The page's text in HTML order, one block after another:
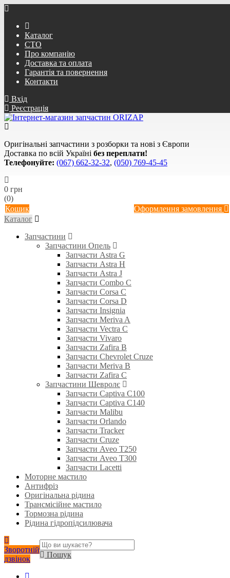
Каталог
СТО
Про компанію
Доставка та оплата
Гарантія та повернення
Контакти
Вхід
Реєстрація
Оригінальні запчастини з розборки та нові з Європи
Доставка по всій Україні без переплати!
Телефонуйте: (067) 662-32-32, (050) 769-45-45
0 грн
(0)
Кошик
Оформлення замовлення
Каталог
Запчастини
Запчастини Опель
Запчасти Astra G
Запчасти Astra H
Запчасти Astra J
Запчасти Combo C
Запчасти Corsa C
Запчасти Corsa D
Запчасти Insignia
Запчасти Meriva A
Запчасти Vectra C
Запчасти Vivaro
Запчасти Zafira B
Запчасти Chevrolet Cruze
Запчасти Meriva B
Запчасти Zafira C
Запчастини Шевролє
Запчасти Captiva C100
Запчасти Captiva C140
Запчасти Malibu
Запчасти Orlando
Запчасти Tracker
Запчасти Cruze
Запчасти Aveo T250
Запчасти Aveo T300
Запчасти Lacetti
Моторне мастило
Антифріз
Оригінальна рідина
Трансмісійне мастило
Тормозна рідина
Рідина гідропідсилювача
Зворотній
дзвінок
Пошук